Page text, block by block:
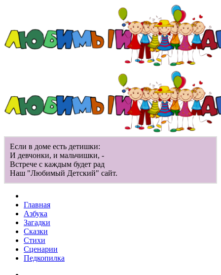
Если в доме есть детишки:
И девчонки, и мальчишки, -
Встрече с каждым будет рад
Наш "Любимый Детский" сайт.
Главная
Азбука
Загадки
Сказки
Стихи
Сценарии
Педкопилка